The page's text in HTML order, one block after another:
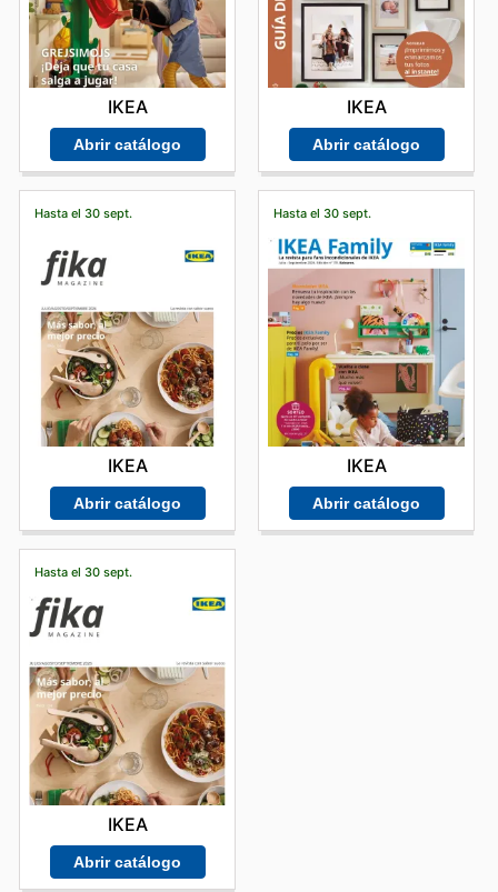
IKEA
Abrir catálogo
IKEA
Abrir catálogo
Hasta el 30 sept.
IKEA
Abrir catálogo
Hasta el 30 sept.
IKEA
Abrir catálogo
Hasta el 30 sept.
IKEA
Abrir catálogo